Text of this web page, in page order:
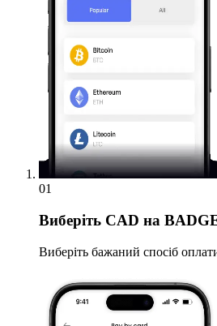
01
Виберіть CAD на
Виберіть бажаний спосіб